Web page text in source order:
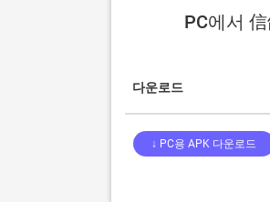
PC에서
다운로드
↓ PC용 APK 다운로드